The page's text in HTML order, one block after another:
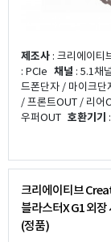
제조사 : 크리에이티
: PCIe 채널 : 5.1채널
드폰단자 / 마이크단
/ 프론트OUT / 리어
우퍼OUT 호환기기
크리에이티브
블라스터X G1 외
(정품)